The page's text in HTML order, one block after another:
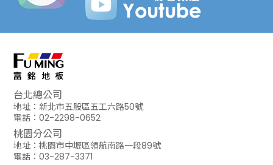
台北總公司
地址：新北市五股區五工六路50號
電話：02-2298-0652
桃園分公司
地址：桃園市中壢區領航南路一段89號
電話：03-287-3371